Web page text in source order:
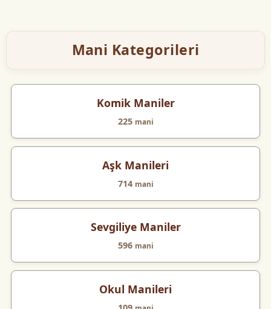
Mani Kategorileri
Komik Maniler
225 mani
Aşk Manileri
714 mani
Sevgiliye Maniler
596 mani
Okul Manileri